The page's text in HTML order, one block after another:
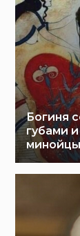
Богиня
губами